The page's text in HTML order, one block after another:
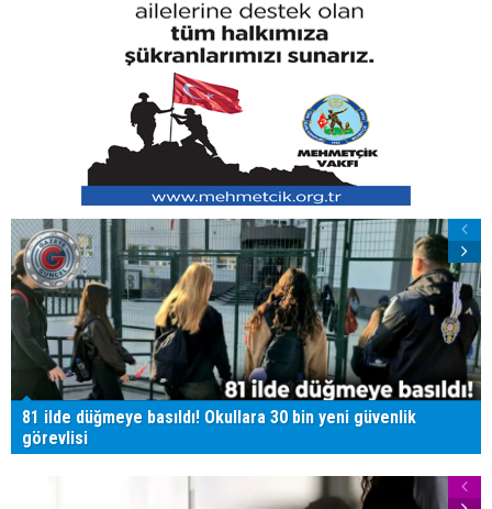
81 ilde düğmeye basıldı! Okullara 30 bin yeni güvenlik
görevlisi